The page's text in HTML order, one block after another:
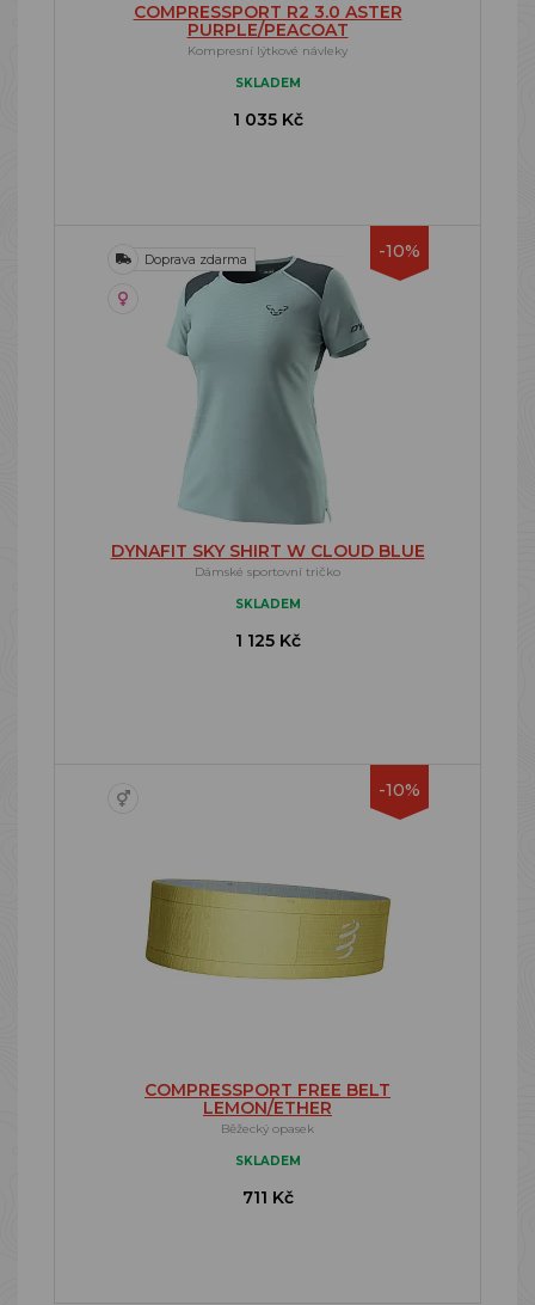
COMPRESSPORT R2 3.0 ASTER
PURPLE/PEACOAT
Kompresní lýtkové návleky
SKLADEM
1 035 Kč
-10%
Doprava zdarma
DYNAFIT SKY SHIRT W CLOUD BLUE
Dámské sportovní tričko
SKLADEM
1 125 Kč
-10%
COMPRESSPORT FREE BELT
LEMON/ETHER
Běžecký opasek
SKLADEM
711 Kč